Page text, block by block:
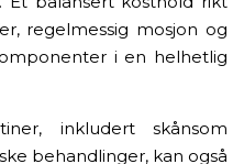
regelmessig mosjon og
i en helhetlig
inkludert skånsom
behandlinger, kan også